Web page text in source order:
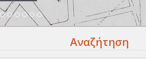
Αναζήτηση